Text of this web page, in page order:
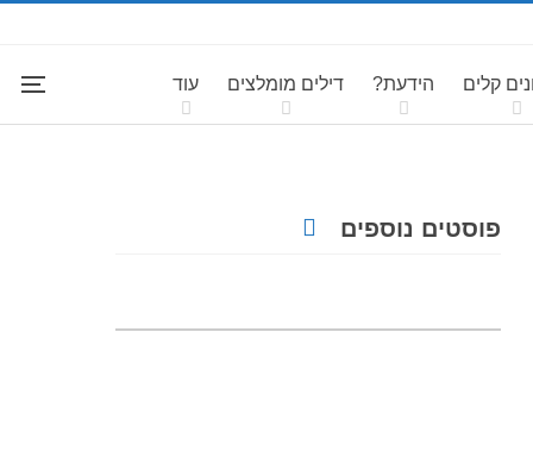
קלים הידעת? דילים מומלצים עוד
פוסטים נוספים